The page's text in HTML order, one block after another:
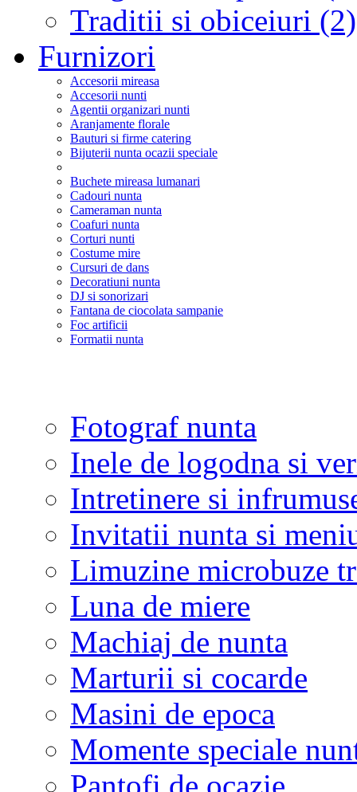
Traditii si obiceiuri (2)
Furnizori
Accesorii mireasa
Accesorii nunti
Agentii organizari nunti
Aranjamente florale
Bauturi si firme catering
Bijuterii nunta ocazii speciale
Buchete mireasa lumanari
Cadouri nunta
Cameraman nunta
Coafuri nunta
Corturi nunti
Costume mire
Cursuri de dans
Decoratiuni nunta
DJ si sonorizari
Fantana de ciocolata sampanie
Foc artificii
Formatii nunta
Fotograf nunta
Inele de logodna si
Intretinere si
Invitatii nunta si
Limuzine microbuze
Luna de miere
Machiaj de nunta
Marturii si cocarde
Masini de epoca
Momente speciale
Pantofi de ocazie